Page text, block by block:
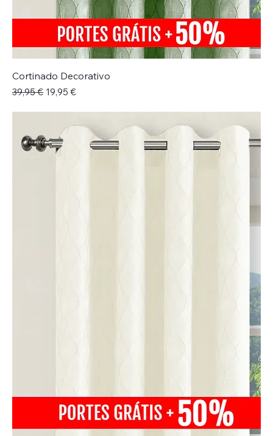
Cortinado Decorativo
Preço normal
39,95 € Preço promocional
19,95 €